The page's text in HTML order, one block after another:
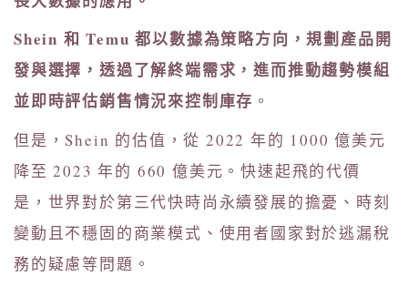
Shein 和 Temu 都以數據為策略方向，規劃產品開
發與選擇，透過了解終端需求，進而推動趨勢模組
並即時評估銷售情況來控制庫存 。
但是，Shein 的估值，從 2022 年的 1000 億美元
降至 2023 年的 660 億美元。快速起飛的代價
是，世界對於第三代快時尚永續發展的擔憂、時刻
變動且不穩固的商業模式、使用者國家對於逃漏稅
務的疑慮等問題。